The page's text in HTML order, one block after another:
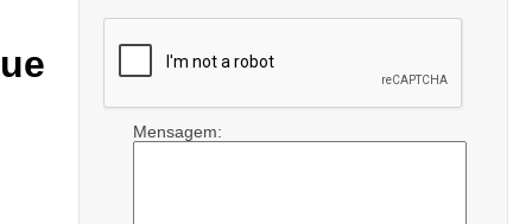
Mensagem: